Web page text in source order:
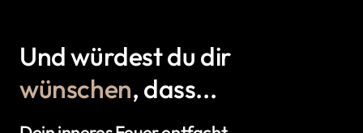
wünschen, dass...